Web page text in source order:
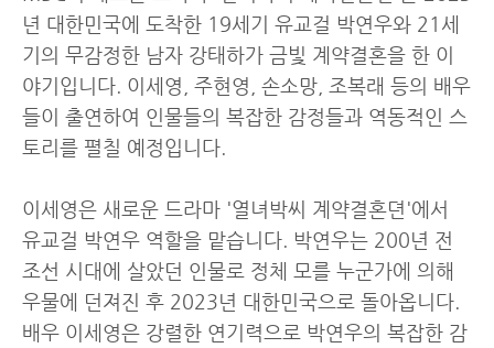
년 대한민국에 도착한 19세기 유교걸 박연우와 21세
기의 무감정한 남자 강태하가 금빛 계약결혼을 한 이
야기입니다. 이세영, 주현영, 손소망, 조복래 등의 배우
들이 출연하여 인물들의 복잡한 감정들과 역동적인 스
토리를 펼칠 예정입니다.
이세영은 새로운 드라마 '열녀박씨 계약결혼뎐'에서
유교걸 박연우 역할을 맡습니다. 박연우는 200년 전
조선 시대에 살았던 인물로 정체 모를 누군가에 의해
우물에 던져진 후 2023년 대한민국으로 돌아옵니다.
배우 이세영은 강렬한 연기력으로 박연우의 복잡한 감